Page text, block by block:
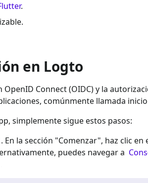
.
en Logto
Connect (OIDC) y la
comúnmente llamada inicio
, simplemente sigue estos pasos:
. En la sección "Comenzar", haz clic
puedes navegar a